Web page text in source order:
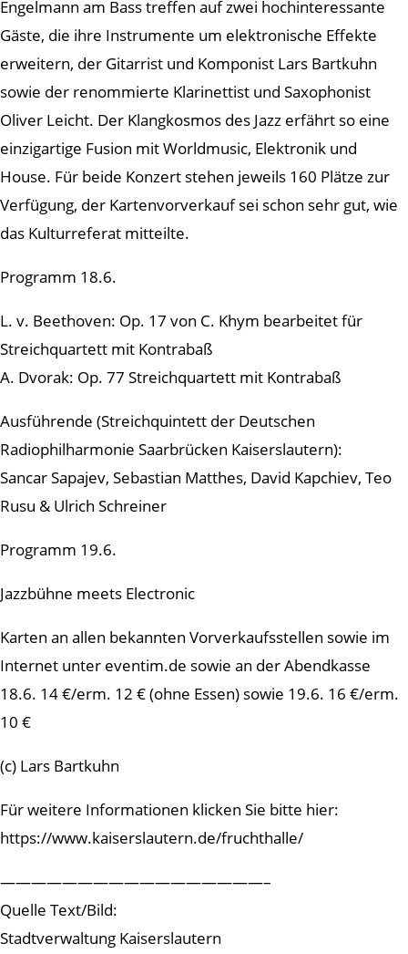
Engelmann am Bass treffen auf zwei hochinteressante
Gäste, die ihre Instrumente um elektronische Effekte
erweitern, der Gitarrist und Komponist Lars Bartkuhn
sowie der renommierte Klarinettist und Saxophonist
Oliver Leicht. Der Klangkosmos des Jazz erfährt so eine
einzigartige Fusion mit Worldmusic, Elektronik und
House. Für beide Konzert stehen jeweils 160 Plätze zur
Verfügung, der Kartenvorverkauf sei schon sehr gut, wie
das Kulturreferat mitteilte.
Programm 18.6.
L. v. Beethoven: Op. 17 von C. Khym bearbeitet für
Streichquartett mit Kontrabaß
A. Dvorak: Op. 77 Streichquartett mit Kontrabaß
Ausführende (Streichquintett der Deutschen
Radiophilharmonie Saarbrücken Kaiserslautern):
Sancar Sapajev, Sebastian Matthes, David Kapchiev, Teo
Rusu & Ulrich Schreiner
Programm 19.6.
Jazzbühne meets Electronic
Karten an allen bekannten Vorverkaufsstellen sowie im
Internet unter eventim.de sowie an der Abendkasse
18.6. 14 €/erm. 12 € (ohne Essen) sowie 19.6. 16 €/erm.
10 €
(c) Lars Bartkuhn
Für weitere Informationen klicken Sie bitte hier:
https://www.kaiserslautern.de/fruchthalle/
—————————————————–
Quelle Text/Bild:
Stadtverwaltung Kaiserslautern